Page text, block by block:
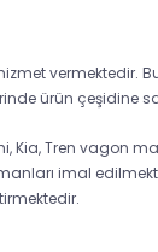
vermektedir.
ürün çeşidine
Kia, Tren vagon
imal